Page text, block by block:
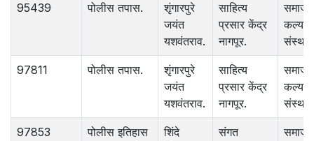
95439 पोलीस तपास.
शृंगारपुरे
जयंत
यशवंतराव.
साहित्य
प्रसार केंद्र
नागपूर.
समाज
कल्याण
संस्था.
97811 पोलीस तपास.
शृंगारपुरे
जयंत
यशवंतराव.
साहित्य
प्रसार केंद्र
नागपूर.
समाज
कल्याण
संस्था.
97853
पोलीस इतिहास
शिंदे
संगत
समाज